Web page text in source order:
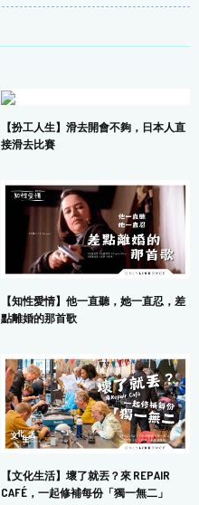
【扮工人生】滑去開會不夠，日本人直
接滑去比賽
【知性愛情】他一直聽，她一直忍，差
點離婚的那首歌
【文化生活】壞了就丟？來 REPAIR
CAFÉ，一起修補每份「獨一無二」